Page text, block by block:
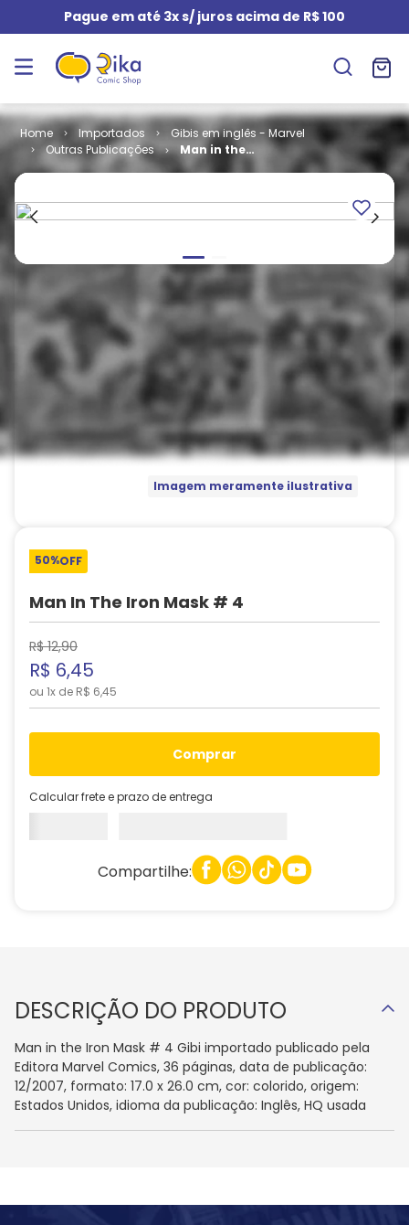
Pague em até 3x s/ juros acima de R$ 100
Importados
Gibis em inglês - Marvel
Outras Publicações
Man in the
Iron Mask # 4
Imagem meramente ilustrativa
50%OFF
Man In The Iron Mask # 4
R$ 12,90
R$ 6,45
ou 1x de R$ 6,45
comprar
Calcular frete e prazo de entrega
Compartilhe:
DESCRIÇÃO DO PRODUTO
Man in the Iron Mask # 4 Gibi importado publicado pela
Editora Marvel Comics, 36 páginas, data de publicação:
12/2007, formato: 17.0 x 26.0 cm, cor: colorido, origem:
Estados Unidos, idioma da publicação: Inglês, HQ usada